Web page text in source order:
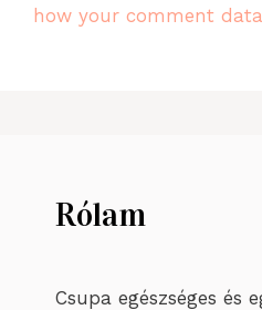
how your comment
Rólam
Csupa egészséges és